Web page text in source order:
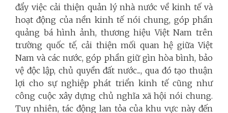
đẩy việc cải thiện quản lý nhà nước về kinh tế và
hoạt động của nền kinh tế nói chung, góp phần
quảng bá hình ảnh, thương hiệu Việt Nam trên
trường quốc tế, cải thiện mối quan hệ giữa Việt
Nam và các nước, góp phần giữ gìn hòa bình, bảo
vệ độc lập, chủ quyền đất nước..., qua đó tạo thuận
lợi cho sự nghiệp phát triển kinh tế cũng như
công cuộc xây dựng chủ nghĩa xã hội nói chung.
Tuy nhiên, tác động lan tỏa của khu vực này đến